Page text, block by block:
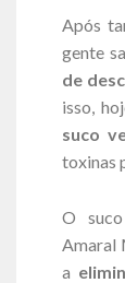
Após
gente
de
isso,
suco
toxinas
O
Amaral
a